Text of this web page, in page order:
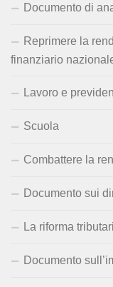
Documento di
Reprimere la
finanziario
Lavoro e
Scuola
Combattere la
Documento sui
La riforma
Documento